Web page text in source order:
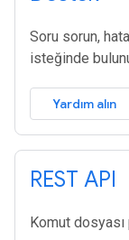
Soru sorun,
isteğinde
Yardım alın
REST API
Komut